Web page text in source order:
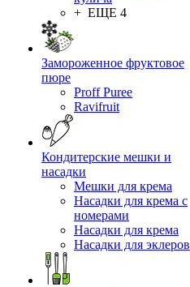
+ ЕЩЕ 4
Замороженное фруктовое
пюре
Proff Puree
Ravifruit
Кондитерские мешки и
насадки
Мешки для крема
Насадки для крема с
номерами
Насадки для крема
Насадки для эклеров